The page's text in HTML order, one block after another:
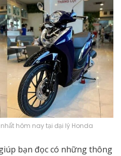
hôm nay tại đại lý Honda
bạn đọc có những thông